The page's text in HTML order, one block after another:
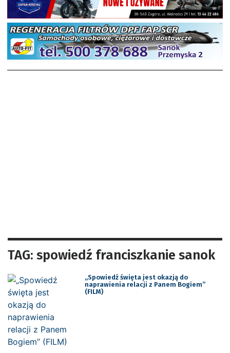
TAG: spowiedź franciszkanie sanok
„Spowiedź święta jest okazją do
naprawienia relacji z Panem Bogiem”
(FILM)